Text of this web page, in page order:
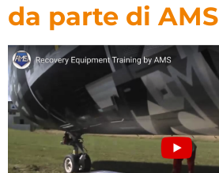
da parte di AMS